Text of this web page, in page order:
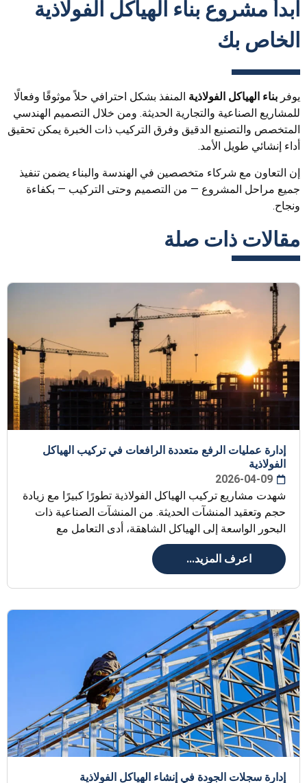
ابدأ مشروع بناء الهياكل الفولاذية
الخاص بك
يوفر بناء الهياكل الفولاذية المنفذ بشكل احترافي حلاً موثوقًا وفعالًا
للمشاريع الصناعية والتجارية الحديثة. ومن خلال التصميم الهندسي
المتخصص والتصنيع الدقيق وفرق التركيب ذات الخبرة يمكن تحقيق
أداء إنشائي طويل الأمد.
إن التعاون مع شركاء متخصصين في الهندسة والبناء يضمن تنفيذ
جميع مراحل المشروع — من التصميم وحتى التركيب — بكفاءة
ونجاح.
مقالات ذات صلة
إدارة عمليات الرفع متعددة الرافعات في تركيب الهياكل
الفولاذية
2026-04-09
شهدت مشاريع تركيب الهياكل الفولاذية تطورًا كبيرًا مع زيادة
حجم وتعقيد المنشآت الحديثة. من المنشآت الصناعية ذات
البحور الواسعة إلى الهياكل الشاهقة، أدى التعامل مع
اعرف المزيد...
إدارة سجلات الجودة في إنشاء الهياكل الفولاذية